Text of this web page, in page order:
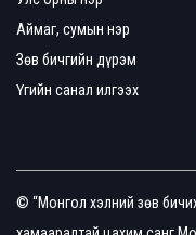
Аймаг, сумын нэр
Зөв бичгийн дүрэм
Үгийн санал илгээх
© “Монгол хэлний зөв